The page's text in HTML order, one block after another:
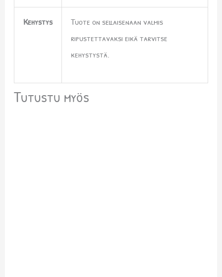
Kehystys
Tuote on sellaisenaan valmis
ripustettavaksi eikä tarvitse
kehystystä.
Tutustu myös